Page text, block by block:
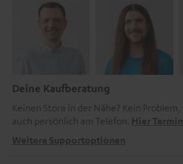
Deine Kaufberatung
Keinen Store in der Nähe? Kein
auch persönlich am Telefon. Hier
Weitere Supportoptionen